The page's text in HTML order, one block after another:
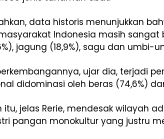
data historis menunjukkan
Indonesia masih sangat
jagung (18,9%), sagu dan umbi-
ujar dia, terjadi
didominasi oleh beras (74,6%)
itu, jelas Rerie, mendesak wilayah
pangan monokultur yang justru